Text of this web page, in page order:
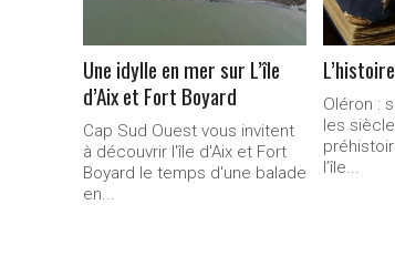
Une idylle en mer sur L’île
d’Aix et Fort Boyard
Cap Sud Ouest vous invitent
à découvrir l'île d'Aix et Fort
Boyard le temps d'une balade
en...
Oléron :
les
l’île...